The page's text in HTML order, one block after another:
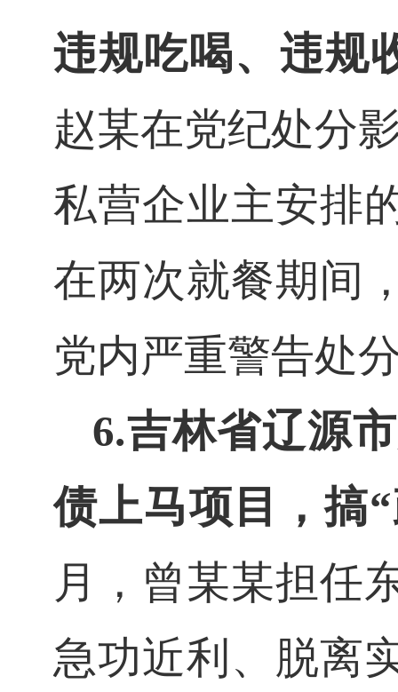
违规吃喝、违规
赵某在党纪处分
私营企业主安排
在两次就餐期间
党内严重警告处
6.吉林省辽源
债上马项目，搞
月，曾某某担任
急功近利、脱离